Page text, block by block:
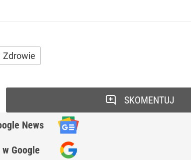
Zdrowie
News
w Google
SKOMENTUJ